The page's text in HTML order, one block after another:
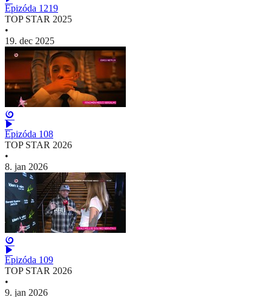
Epizóda 1219
TOP STAR 2025
•
19. dec 2025
Epizóda 108
TOP STAR 2026
•
8. jan 2026
Epizóda 109
TOP STAR 2026
•
9. jan 2026